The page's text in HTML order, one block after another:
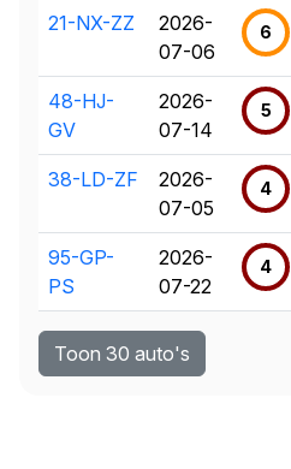
21-NX-ZZ
2026-
07-06
6
48-HJ-
GV
2026-
07-14
5
38-LD-ZF
2026-
07-05
4
95-GP-
PS
2026-
07-22
4
Toon 30 auto's